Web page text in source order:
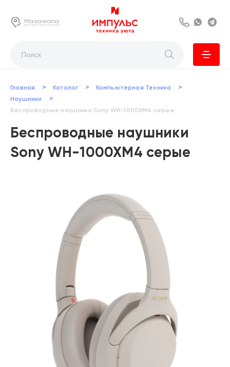
Махачкала 8 800 222 63
Главная > Каталог > Компьютерная Техника >
Наушники >
Беспроводные наушники Sony WH-1000XM4 серые
Беспроводные наушники
Sony WH-1000XM4 серые